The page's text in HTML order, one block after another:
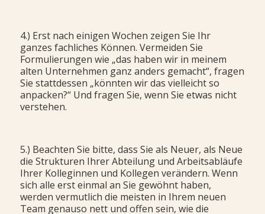
4.) Erst nach einigen Wochen zeigen Sie Ihr
ganzes fachliches Können. Vermeiden Sie
Formulierungen wie „das haben wir in meinem
alten Unternehmen ganz anders gemacht“, fragen
Sie stattdessen „könnten wir das vielleicht so
anpacken?“ Und fragen Sie, wenn Sie etwas nicht
verstehen.
5.) Beachten Sie bitte, dass Sie als Neuer, als Neue
die Strukturen Ihrer Abteilung und Arbeitsabläufe
Ihrer Kolleginnen und Kollegen verändern. Wenn
sich alle erst einmal an Sie gewöhnt haben,
werden vermutlich die meisten in Ihrem neuen
Team genauso nett und offen sein, wie die